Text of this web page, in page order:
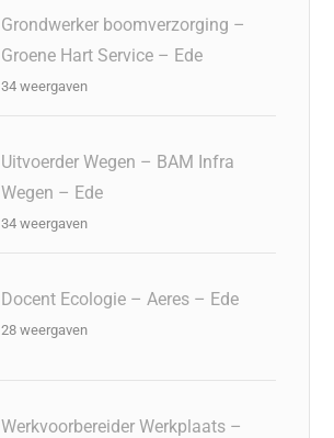
Grondwerker boomverzorging –
Groene Hart Service – Ede
34 weergaven
Uitvoerder Wegen – BAM Infra
Wegen – Ede
34 weergaven
Docent Ecologie – Aeres – Ede
28 weergaven
Werkvoorbereider Werkplaats –